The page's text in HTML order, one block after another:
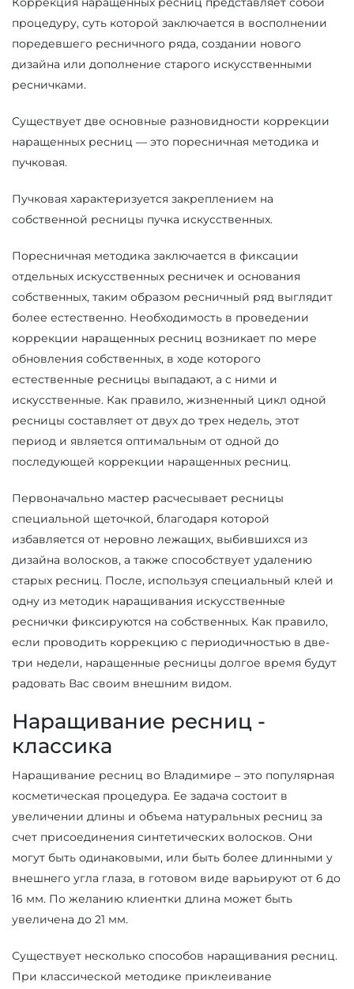
процедуру, суть которой заключается в восполнении
поредевшего ресничного ряда, создании нового
дизайна или дополнение старого искусственными
ресничками.
Существует две основные разновидности коррекции
наращенных ресниц — это поресничная методика и
пучковая.
Пучковая характеризуется закреплением на
собственной ресницы пучка искусственных.
Поресничная методика заключается в фиксации
отдельных искусственных ресничек и основания
собственных, таким образом ресничный ряд выглядит
более естественно. Необходимость в проведении
коррекции наращенных ресниц возникает по мере
обновления собственных, в ходе которого
естественные ресницы выпадают, а с ними и
искусственные. Как правило, жизненный цикл одной
ресницы составляет от двух до трех недель, этот
период и является оптимальным от одной до
последующей коррекции наращенных ресниц.
Первоначально мастер расчесывает ресницы
специальной щеточкой, благодаря которой
избавляется от неровно лежащих, выбившихся из
дизайна волосков, а также способствует удалению
старых ресниц. После, используя специальный клей и
одну из методик наращивания искусственные
реснички фиксируются на собственных. Как правило,
если проводить коррекцию с периодичностью в две-
три недели, наращенные ресницы долгое время будут
радовать Вас своим внешним видом.
Наращивание ресниц -
классика
Наращивание ресниц во Владимире – это популярная
косметическая процедура. Ее задача состоит в
увеличении длины и объема натуральных ресниц за
счет присоединения синтетических волосков. Они
могут быть одинаковыми, или быть более длинными у
внешнего угла глаза, в готовом виде варьируют от 6 до
16 мм. По желанию клиентки длина может быть
увеличена до 21 мм.
Существует несколько способов наращивания ресниц.
При классической методике приклеивание